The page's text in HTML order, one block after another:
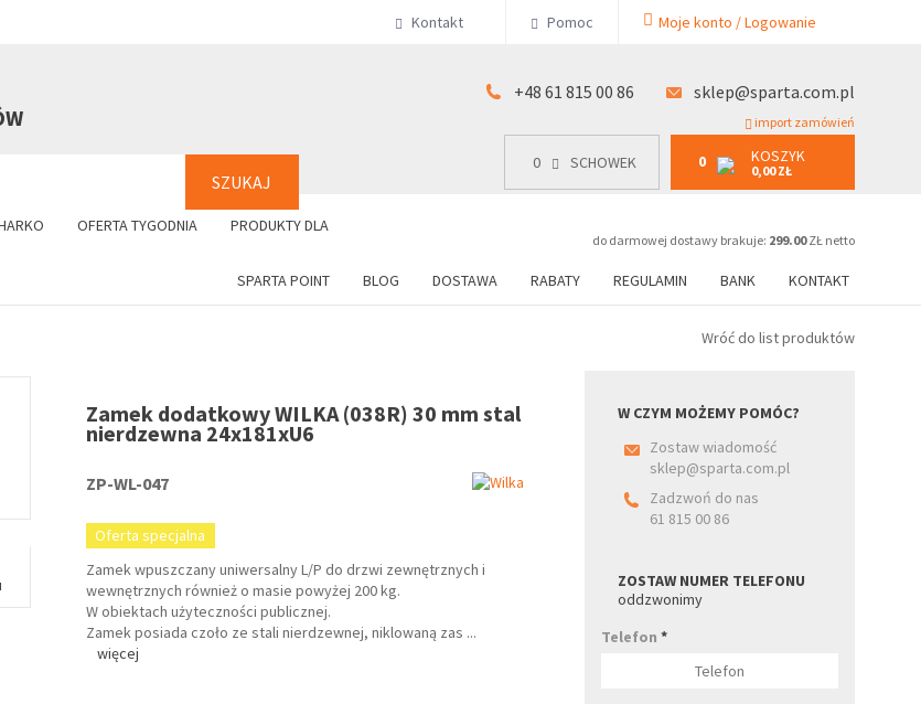
Kontakt Pomoc Moje konto / Logowanie
SZUKAJ
+48 61 815 00 86 sklep@sparta.com.pl
import zamówień
0 SCHOWEK 0 KOSZYK
0,00 ZŁ
do darmowej dostawy brakuje: 299.00ZŁ netto
OFERTA TYGODNIA PRODUKTY DLA
SPARTA POINT BLOG DOSTAWA RABATY REGULAMIN BANK KONTAKT
0 SCHOWEK 0 KOSZYK
0,00 ZŁ
+48 61 815 00 86
Wróć do list produktów
Zamek dodatkowy WILKA (038R) 30 mm stal
nierdzewna 24x181xU6
ZP-WL-047
Oferta specjalna
Zamek wpuszczany uniwersalny L/P do drzwi zewnętrznych i
wewnętrznych również o masie powyżej 200 kg.
W obiektach użyteczności publicznej.
Zamek posiada czoło ze stali nierdzewnej, niklowaną zas ...
więcej
W CZYM MOŻEMY POMÓC?
Zostaw wiadomość
sklep@sparta.com.pl
Zadzwoń do nas
61 815 00 86
ZOSTAW NUMER TELEFONU
oddzwonimy
Telefon*